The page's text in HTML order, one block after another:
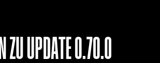
UPDATE 0.70.0